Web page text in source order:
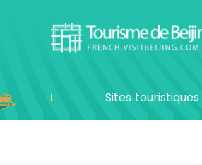
Sites touristiques